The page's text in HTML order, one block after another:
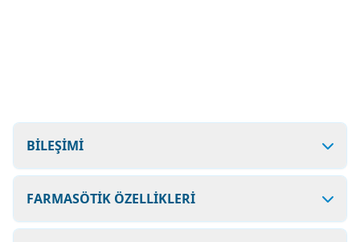
BİLEŞİMİ
FARMASÖTİK ÖZELLİKLERİ